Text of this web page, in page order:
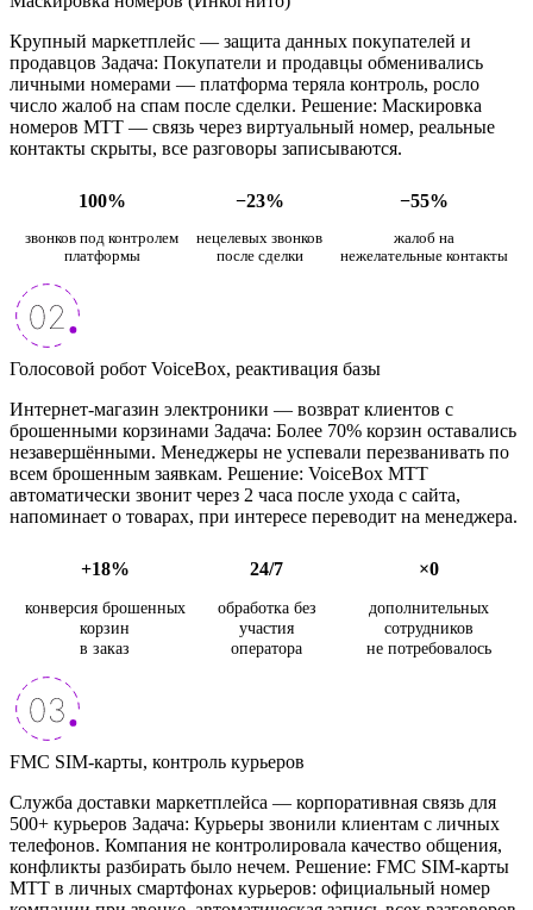
Крупный маркетплейс — защита данных покупателей и
продавцов Задача: Покупатели и продавцы обменивались
личными номерами — платформа теряла контроль, росло
число жалоб на спам после сделки. Решение: Маскировка
номеров МТТ — связь через виртуальный номер, реальные
контакты скрыты, все разговоры записываются.
100% −23% −55%
звонков под контролем
платформы
нецелевых звонков
после сделки
жалоб на
нежелательные контакты
Голосовой робот VoiceBox, реактивация базы
Интернет-магазин электроники — возврат клиентов с
брошенными корзинами Задача: Более 70% корзин оставались
незавершёнными. Менеджеры не успевали перезванивать по
всем брошенным заявкам. Решение: VoiceBox МТТ
автоматически звонит через 2 часа после ухода с сайта,
напоминает о товарах, при интересе переводит на менеджера.
+18% 24/7 ×0
конверсия брошенных
корзин
в заказ
обработка без
участия
оператора
дополнительных
сотрудников
не потребовалось
FMC SIM-карты, контроль курьеров
Служба доставки маркетплейса — корпоративная связь для
500+ курьеров Задача: Курьеры звонили клиентам с личных
телефонов. Компания не контролировала качество общения,
конфликты разбирать было нечем. Решение: FMC SIM-карты
МТТ в личных смартфонах курьеров: официальный номер